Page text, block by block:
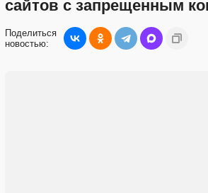
сайтов с запрещенным
Поделиться
новостью: